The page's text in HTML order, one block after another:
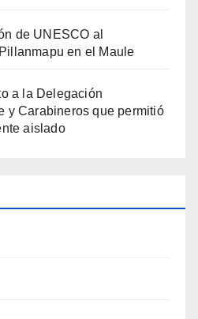
de UNESCO al
en el Maule
a la Delegación
y Carabineros que permitió
aislado